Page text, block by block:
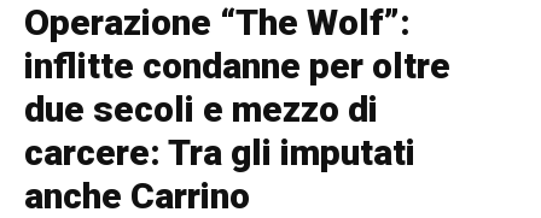
Operazione “The Wolf”:
inflitte condanne per oltre
due secoli e mezzo di
carcere: Tra gli imputati
anche Carrino